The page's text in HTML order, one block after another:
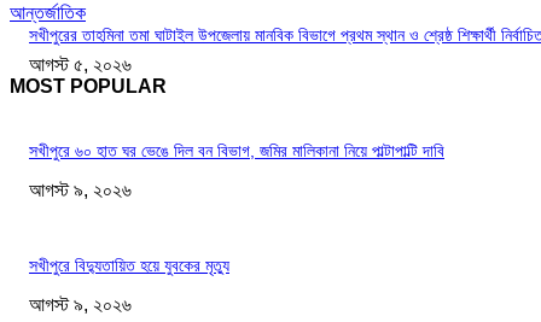
আন্তর্জাতিক
সখীপুরের তাহমিনা তমা ঘাটাইল উপজেলায় মানবিক বিভাগে প্রথম স্থান ও শ্রেষ্ঠ শিক্ষার্থী
আগস্ট ৫, ২০২৬
MOST POPULAR
সখীপুরে ৬০ হাত ঘর ভেঙে দিল বন বিভাগ, জমির মালিকানা নিয়ে পাল্টাপাল্টি দাবি
আগস্ট ৯, ২০২৬
সখীপুরে বিদ্যুতায়িত হয়ে যুবকের মৃত্যু
আগস্ট ৯, ২০২৬